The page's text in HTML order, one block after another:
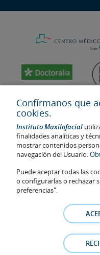
Última actualización: 2023
No. de autorización de
La información presente en
la relación médico-paciente.
médico de referencia. Las
identificables que aparecen
consentimiento y se
Confírmanos que
cookies.
Instituto Maxilofacial
finalidades analíticas y
mostrar contenidos
navegación del Usuario.
Puede aceptar todas las
o configurarlas o rechazar
preferencias".